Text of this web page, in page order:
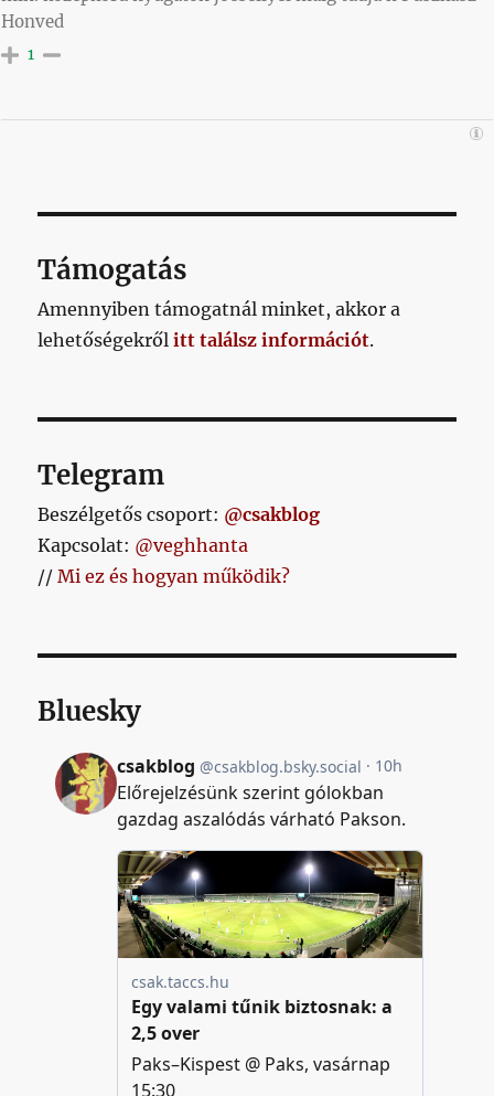
Honved
1
Támogatás
Amennyiben támogatnál minket, akkor a
lehetőségekrőlitt találsz információt.
Telegram
Beszélgetős csoport: @csakblog
Kapcsolat: @veghhanta
//Mi ez és hogyan működik?
Bluesky